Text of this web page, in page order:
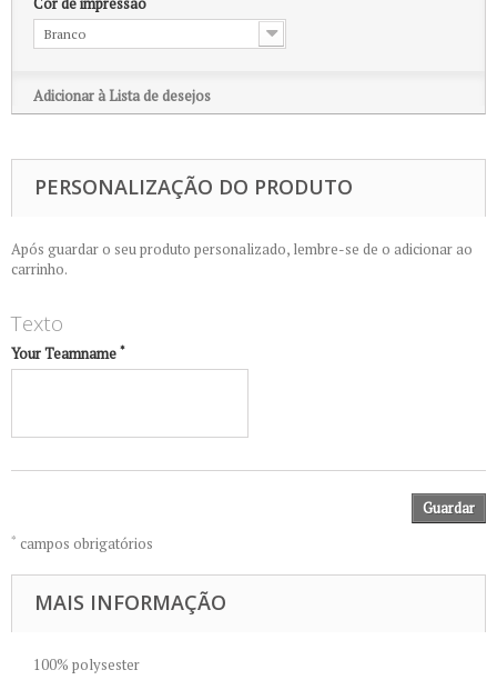
Branco
Adicionar à Lista de desejos
PERSONALIZAÇÃO DO PRODUTO
Após guardar o seu produto personalizado, lembre-se de o adicionar ao
carrinho.
Texto
Your Teamname *
Guardar
* campos obrigatórios
MAIS INFORMAÇÃO
100% polysester